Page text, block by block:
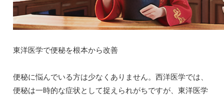
東洋医学で便秘を根本から改善
便秘に悩んでいる方は少なくありません。西洋医学では、
便秘は一時的な症状として捉えられがちですが、東洋医学